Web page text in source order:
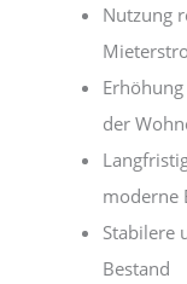
Nutzung
der
moderne
Stabilere
Bestand